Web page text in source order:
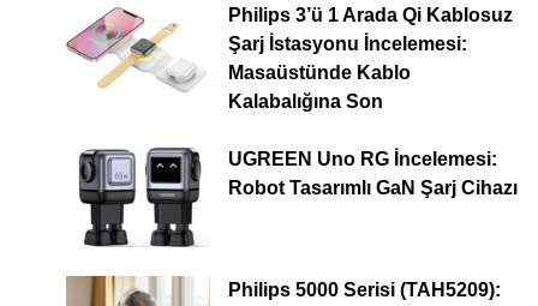
Philips 3’ü 1 Arada Qi Kablosuz
Şarj İstasyonu İncelemesi:
Masaüstünde Kablo
Kalabalığına Son
UGREEN Uno RG İncelemesi:
Robot Tasarımlı GaN Şarj Cihazı
Philips 5000 Serisi (TAH5209):